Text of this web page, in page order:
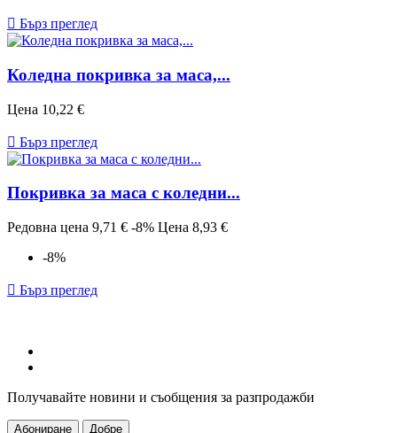
 Бърз преглед
Коледна покривка за маса,...
Цена 10,22 €
 Бърз преглед
Покривка за маса с коледни...
Редовна цена 9,71 € -8% Цена 8,93 €
-8%
 Бърз преглед
Получавайте новини и съобщения за разпродажби